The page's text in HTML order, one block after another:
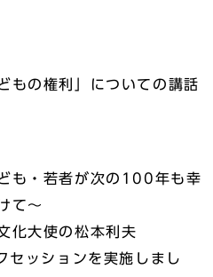
もの権利」についての講話
も・若者が次の100年も幸
て～
化大使の松本利夫
セッションを実施しまし